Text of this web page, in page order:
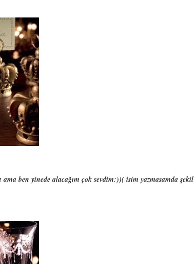
ben yinede alacağım çok sevdim:))( isim yazmasamda şekil